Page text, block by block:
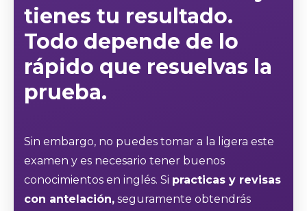
tienes tu resultado.
Todo depende de lo
rápido que resuelvas la
prueba.
Sin embargo, no puedes tomar a la ligera este
examen y es necesario tener buenos
conocimientos en inglés. Si practicas y revisas
con antelación, seguramente obtendrás